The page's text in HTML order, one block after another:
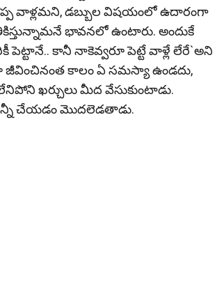
వాళ్లమని, డబ్బుల విషయంలో ఉదారంగా
భావనలో ఉంటారు. అందుకే
కానీ నాకెవ్వరూ పెట్టే వాళ్లే లేరే`అని
జీవించినంత కాలం ఏ సమస్యా ఉండదు,
ఖర్చులు మీద వేసుకుంటాడు.
చేయ‌డం మొదలెడతాడు.